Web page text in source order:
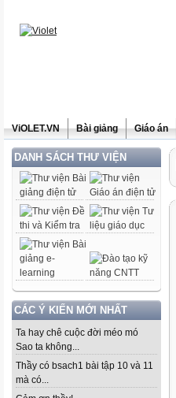
ViOLET.VN Bài giảng Giáo án
DANH SÁCH THƯ VIỆN
CÁC Ý KIẾN MỚI NHẤT
Ta hay chê cuộc đời méo mó
Sao ta không...
Thầy có bsach1 bài tập 10 và 11
mà có...